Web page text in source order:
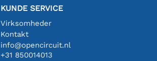
KUNDE SERVICE
Virksomheder
Kontakt
info@opencircuit.nl
+31 850014013